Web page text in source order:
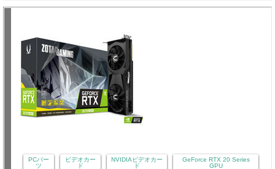
PCパー
ツ
ビデオカー
ド
NVIDIAビデオカー
ド
GeForce RTX 20 Series
GPU